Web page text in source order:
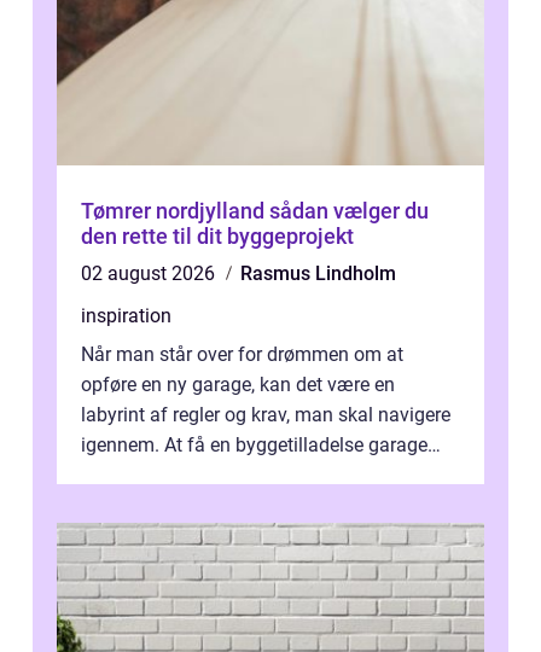
Tømrer nordjylland sådan vælger du
den rette til dit byggeprojekt
02 august 2026
Rasmus Lindholm
inspiration
Når man står over for drømmen om at
opføre en ny garage, kan det være en
labyrint af regler og krav, man skal navigere
igennem. At få en byggetilladelse garage